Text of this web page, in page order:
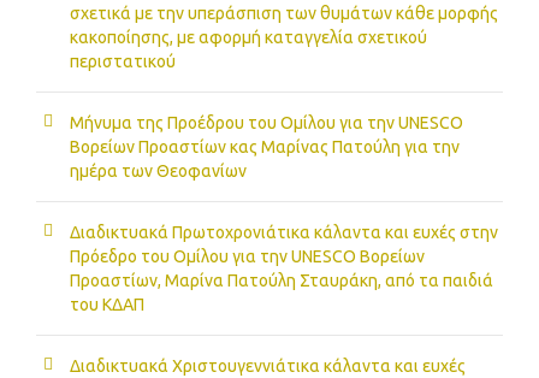
σχετικά με την υπεράσπιση των θυμάτων κάθε μορφής
κακοποίησης, με αφορμή καταγγελία σχετικού
περιστατικού
Μήνυμα της Προέδρου του Ομίλου για την UNESCO
Βορείων Προαστίων κας Μαρίνας Πατούλη για την
ημέρα των Θεοφανίων
Διαδικτυακά Πρωτοχρονιάτικα κάλαντα και ευχές στην
Πρόεδρο του Ομίλου για την UNESCO Βορείων
Προαστίων, Μαρίνα Πατούλη Σταυράκη, από τα παιδιά
του ΚΔΑΠ
Διαδικτυακά Χριστουγεννιάτικα κάλαντα και ευχές